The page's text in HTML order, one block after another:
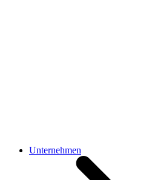
Unternehmen